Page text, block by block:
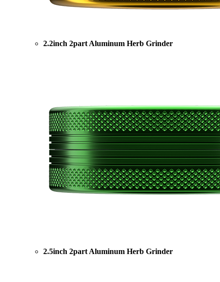
2.2inch 2part Aluminum Herb Grinder
2.5inch 2part Aluminum Herb Grinder